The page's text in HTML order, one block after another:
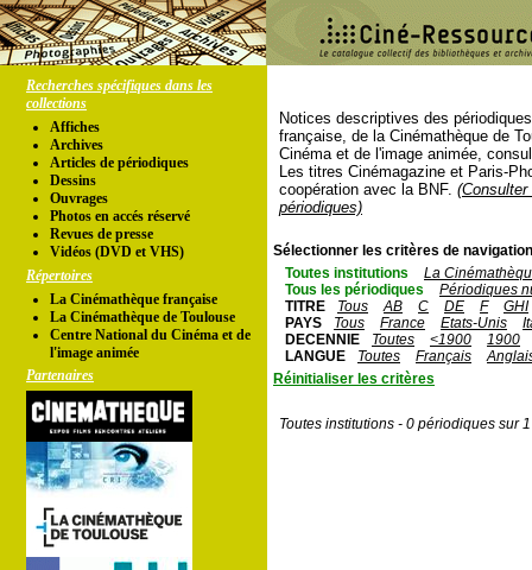
Recherches spécifiques dans les
collections
Affiches
Archives
Articles de périodiques
Dessins
Ouvrages
Photos en accés réservé
Revues de presse
Vidéos (DVD et VHS)
Répertoires
La Cinémathèque française
La Cinémathèque de Toulouse
Centre National du Cinéma et de
l'image animée
Partenaires
Notices descriptives des
française, de la Cinémathèque de
Cinéma et de l'image animée,
Les titres Cinémagazine et Paris-
coopération avec la BNF.
périodiques)
Sélectionner les critères de
Toutes institutions
La
Tous les périodiques
Périodiques
TITRE
Tous AB C DE F
GHI
PAYS
Tous France Etats-Unis
DECENNIE
Toutes <1900
1900
LANGUE
Toutes Français
Réinitialiser les critères
Toutes institutions - 0 périodiques sur